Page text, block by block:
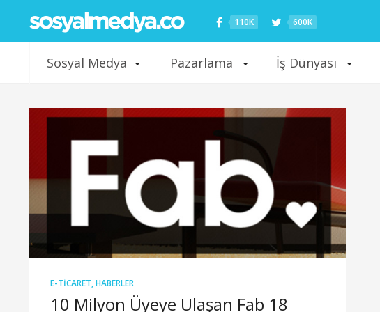
110K 600K
Sosyal Medya Pazarlama İş Dünyası
E-TICARET,HABERLER
10 Milyon Üyeye Ulaşan Fab 18